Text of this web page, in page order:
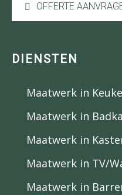
OFFERTE
DIENSTEN
Maatwerk in
Maatwerk in
Maatwerk in
Maatwerk in TV/
Maatwerk in